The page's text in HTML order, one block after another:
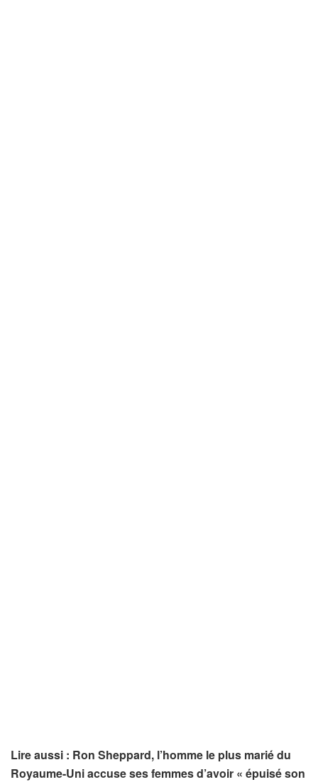
Lire aussi : Ron Sheppard, l’homme le plus marié du
Royaume-Uni accuse ses femmes d’avoir « épuisé son